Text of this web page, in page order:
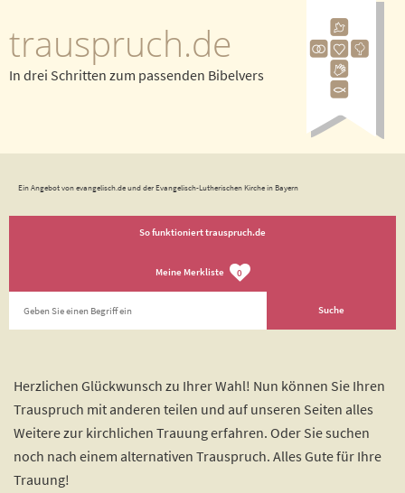
trauspruch.de
In drei Schritten zum passenden Bibelvers
Ein Angebot von evangelisch.de und der Evangelisch-Lutherischen Kirche in Bayern
So funktioniert trauspruch.de
Meine Merkliste 0
Herzlichen Glückwunsch zu Ihrer Wahl! Nun können Sie Ihren
Trauspruch mit anderen teilen und auf unseren Seiten alles
Weitere zur kirchlichen Trauung erfahren. Oder Sie suchen
noch nach einem alternativen Trauspruch. Alles Gute für Ihre
Trauung!